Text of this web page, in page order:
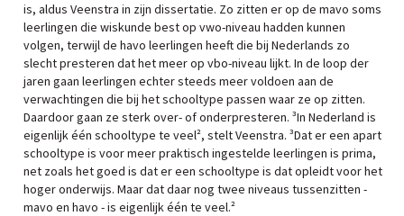
is, aldus Veenstra in zijn dissertatie. Zo zitten er op de mavo soms
leerlingen die wiskunde best op vwo-niveau hadden kunnen
volgen, terwijl de havo leerlingen heeft die bij Nederlands zo
slecht presteren dat het meer op vbo-niveau lijkt. In de loop der
jaren gaan leerlingen echter steeds meer voldoen aan de
verwachtingen die bij het schooltype passen waar ze op zitten.
Daardoor gaan ze sterk over- of onderpresteren. ³In Nederland is
eigenlijk één schooltype te veel², stelt Veenstra. ³Dat er een apart
schooltype is voor meer praktisch ingestelde leerlingen is prima,
net zoals het goed is dat er een schooltype is dat opleidt voor het
hoger onderwijs. Maar dat daar nog twee niveaus tussenzitten -
mavo en havo - is eigenlijk één te veel.²